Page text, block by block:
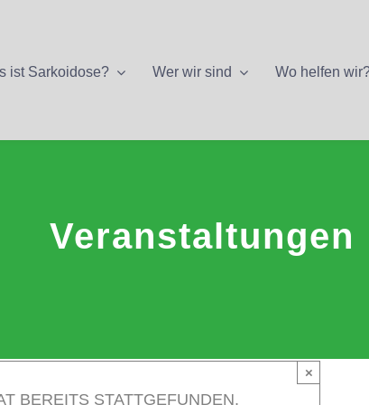
ist Sarkoidose? Wer wir sind Wo helfen
Veranstaltungen
BEREITS STATTGEFUNDEN.
×